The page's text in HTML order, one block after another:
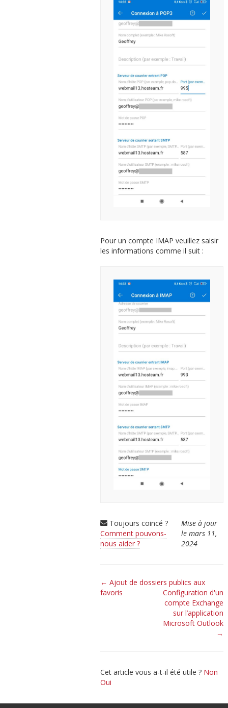
Pour un compte IMAP veuillez saisir
les informations comme il suit :
Toujours coincé ?
Comment pouvons-
nous aider ?
Mise à jour
le mars 11,
2024
Navigation
de
← Ajout de dossiers publics aux
favoris
Configuration d'un
compte Exchange
sur l’application
Microsoft Outlook
→
Cet article vous a-t-il été utile ? Non
Oui